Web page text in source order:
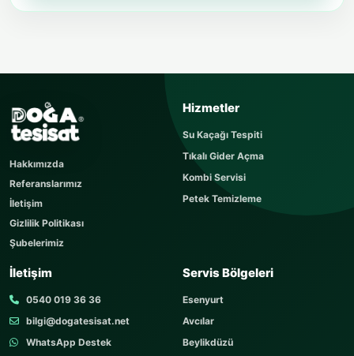
Sorunuzu kısaca yazın
Sorunuz hemen yayınlanır, cevabı yaklaşık 60
dakika içerisinde cevaplanır. Sorular sayfamızı
KONU
Hakkımızda
Referanslarımız
İletişim
Gizlilik Politikası
Şubelerimiz
Hizmetler
Su Kaçağı Tespiti
Tıkalı Gider Açma
Kombi Servisi
Petek Temizleme
İletişim
0540 019 36 36
bilgi@dogatesisat.net
WhatsApp Destek
Servis Bölgeleri
Esenyurt
Avcılar
Beylikdüzü